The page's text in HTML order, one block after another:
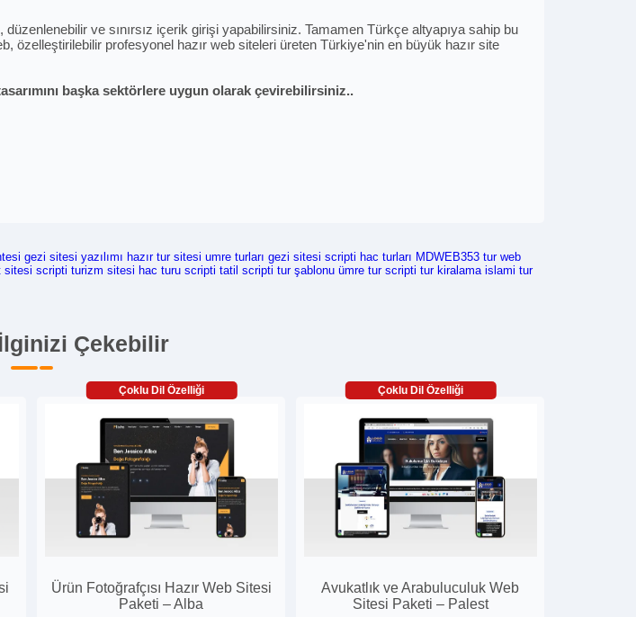
ve sınırsız içerik girişi yapabilirsiniz. Tamamen Türkçe altyapıya sahip bu
özelleştirilebilir profesyonel hazır web siteleri üreten Türkiye'nin en büyük hazır site
başka sektörlere uygun olarak çevirebilirsiniz..
gezi sitesi yazılımı hazır tur sitesi umre turları gezi sitesi scripti hac turları MDWEB353 tur web
sitesi scripti turizm sitesi hac turu scripti tatil scripti tur şablonu ümre tur scripti tur kiralama islami tur
Çekebilir
Çoklu Dil Özelliği
Ürün Fotoğrafçısı Hazır Web Sitesi
Paketi – Alba
Çoklu Dil Özelliği
Avukatlık ve Arabuluculuk Web
Sitesi Paketi – Palest